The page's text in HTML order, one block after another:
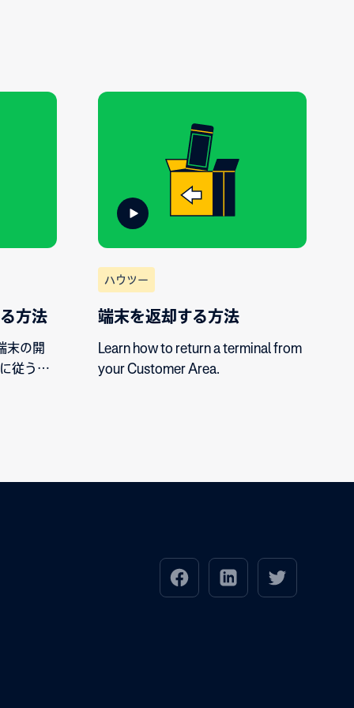
方法
末の開
従うこ
ハウツー
端末を返却する方法
Learn how to return a terminal from
your Customer Area.